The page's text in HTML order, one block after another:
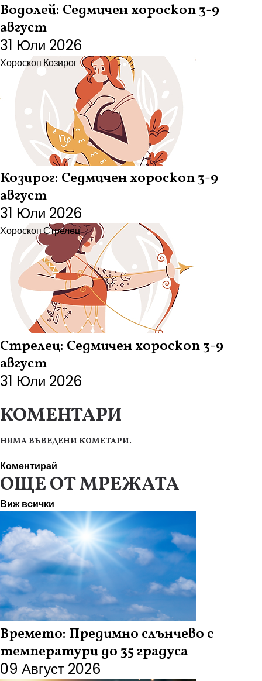
Водолей: Седмичен хороскоп 3-9
август
31 Юли 2026
Хороскоп Козирог
Козирог: Седмичен хороскоп 3-9
август
31 Юли 2026
ХороскопСтрелец
Стрелец: Седмичен хороскоп 3-9
август
31 Юли 2026
КОМЕНТАРИ
НЯМА ВЪВЕДЕНИ КОМЕТАРИ.
Коментирай
ОЩЕ ОТ МРЕЖАТА
Виж всички
Времето: Предимно слънчево с
температури до 35 градуса
09 Август 2026